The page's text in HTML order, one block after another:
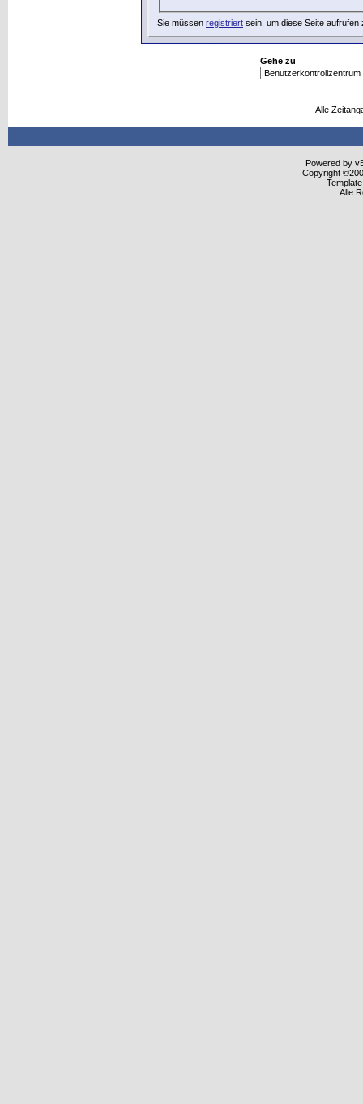
Sie müssen registriert sein, um diese Seite aufrufen
Gehe zu
Alle
Powered by
Copyright
Alle